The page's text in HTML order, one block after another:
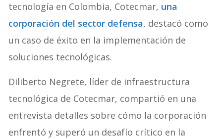
tecnología en Colombia, Cotecmar, una
corporación del sector defensa, destacó como
un caso de éxito en la implementación de
soluciones tecnológicas.
Diliberto Negrete, líder de infraestructura
tecnológica de Cotecmar, compartió en una
entrevista detalles sobre cómo la corporación
enfrentó y superó un desafío crítico en la